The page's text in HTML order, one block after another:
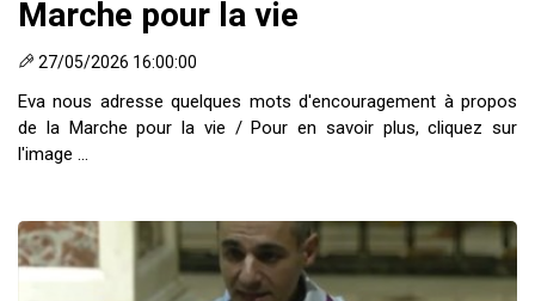
Marche pour la vie
27/05/2026 16:00:00
Eva nous adresse quelques mots d'encouragement à propos
de la Marche pour la vie / Pour en savoir plus, cliquez sur
l'image ...